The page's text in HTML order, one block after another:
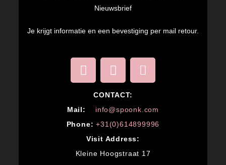
Nieuwsbrief
Je krijgt informatie en een bevestiging per mail retour.
CONTACT:
Mail:
info@spoonk.com
Phone: +31(0)614899996
Visit Address:
Kleine Hoogstraat 17